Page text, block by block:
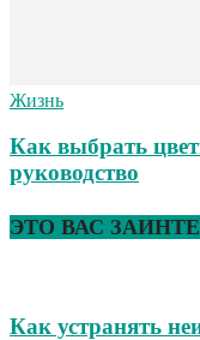
Жизнь
Как выбрать
руководство
ЭТО ВАС
Как устранять